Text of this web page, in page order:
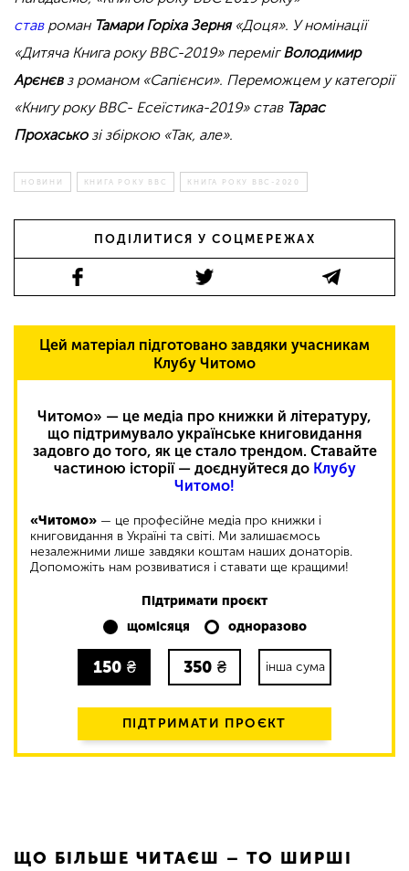
ставроман Тамари Горіха Зерня«Доця». У номінації
«Дитяча Книга року BBC-2019» перемігВолодимир
Арєнєвз романом «Сапієнси». Переможцем у категорії
«Книгу року ВВС- Есеїстика-2019» став Тарас
Прохаськозі збіркою «Так, але».
НОВИНИ КНИГА РОКУ ВВС КНИГА РОКУ ВВС-2020
ПОДІЛИТИСЯ У СОЦМЕРЕЖАХ
Цей матеріал підготовано завдяки учасникам
Клубу Читомо
Читомо» — це медіа про книжки й літературу,
що підтримувало українське книговидання
задовго до того, як це стало трендом. Ставайте
частиною історії — доєднуйтеся до Клубу
Читомо!
«Читомо» — це професійне медіа про книжки і
книговидання в Україні та світі. Ми залишаємось
незалежними лише завдяки коштам наших донаторів.
Допоможіть нам розвиватися і ставати ще кращими!
Підтримати проєкт
щомісяця
одноразово
150 ₴ 350 ₴ інша сума
ПІДТРИМАТИ ПРОЄКТ
ЩО БІЛЬШЕ ЧИТАЄШ – ТО ШИРШІ